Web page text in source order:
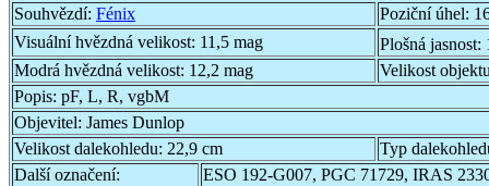
Souhvězdí: Fénix Poziční úhel:
Visuální hvězdná velikost: 11,5 mag Plošná jasnost:
Modrá hvězdná velikost: 12,2 mag
Velikost
Popis: pF, L, R, vgbM
Objevitel: James Dunlop
Velikost dalekohledu: 22,9 cm
Typ
Další označení:
ESO 192-G007, PGC 71729, IRAS